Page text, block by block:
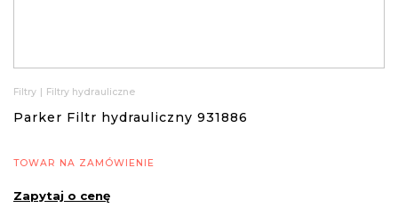
Filtry Filtry hydrauliczne
Parker Filtr hydrauliczny 931886
TOWAR NA ZAMÓWIENIE
Zapytaj o cenę